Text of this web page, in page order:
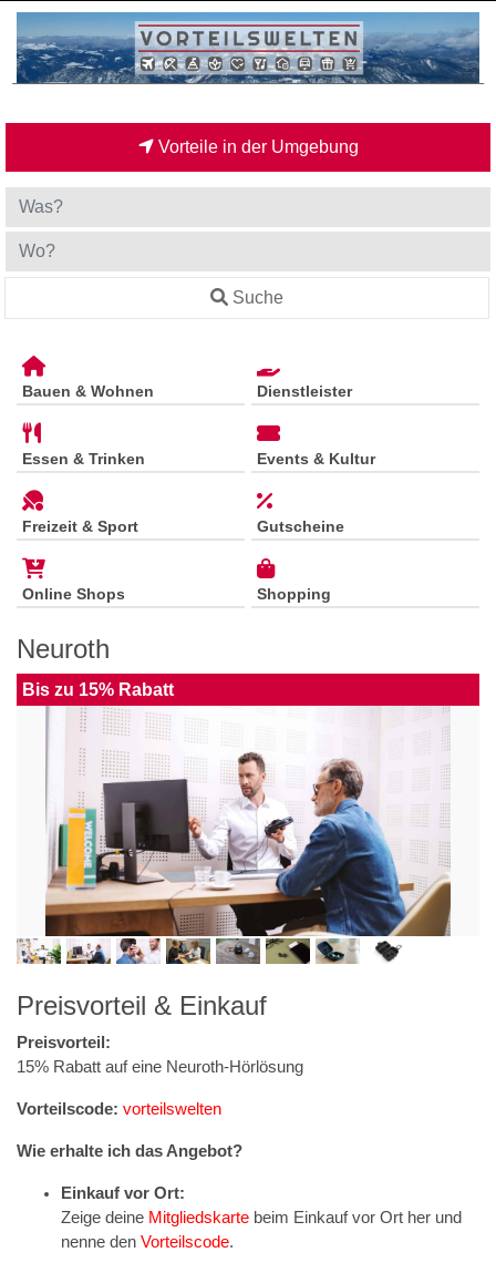
Vorteile in der Umgebung
Suche
Bauen & Wohnen Dienstleister
Essen & Trinken Events & Kultur
Freizeit & Sport Gutscheine
Online Shops Shopping
Neuroth
Bis zu 15% Rabatt
Preisvorteil & Einkauf
Preisvorteil:
15% Rabatt auf eine Neuroth-Hörlösung
Vorteilscode: vorteilswelten
Wie erhalte ich das Angebot?
Einkauf vor Ort:
Zeige deine Mitgliedskarte beim Einkauf vor Ort her und
nenne den Vorteilscode.